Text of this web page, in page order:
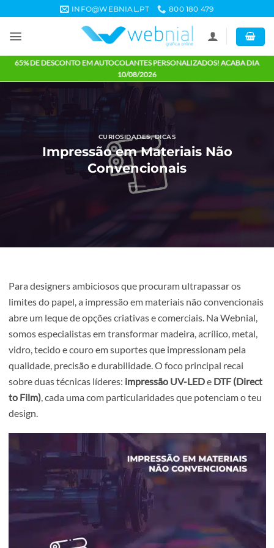
content
INFO@WEBNIAL.PT 800 180 479
65% DE DESCONTO EM AUTOCOLANTES PERSONALIZADOS!
10/08/2026
CURIOSIDADES,DICAS
Impressão em Materiais Não
Convencionais
Para designers ambiciosos que procuram ultrapassar os
limites do papel, a impressão em materiais não
abre um leque de opções criativas e comerciais. Na
somos especialistas em transformar madeira, acrílico,
vidro, tecido e couro em suportes que impressionam pela
qualidade, precisão e durabilidade. O foco principal recai
, cada uma com particularidades que potenciam
design.